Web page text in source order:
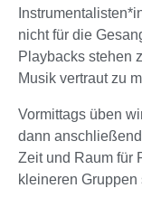
nicht für die
Playbacks stehen
Musik vertraut zu
Vormittags üben
dann
Zeit und Raum für
kleineren